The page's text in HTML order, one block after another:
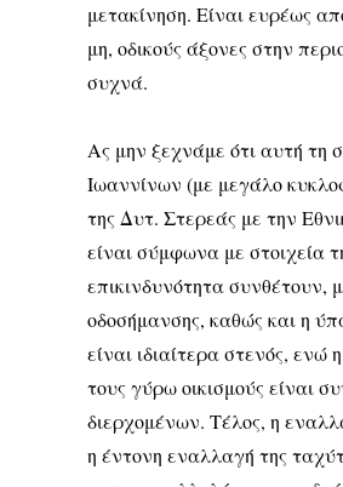
μετακίνηση. Είναι ευρέως
μη, οδικούς άξονες στην
συχνά.
Ας μην ξεχνάμε ότι αυτή τη
Ιωαννίνων (με μεγάλο
της Δυτ. Στερεάς με την
είναι σύμφωνα με στοιχεία
επικινδυνότητα
οδοσήμανσης, καθώς και η
είναι ιδιαίτερα στενός,
τους γύρω οικισμούς είναι
διερχομένων. Τέλος, η
η έντονη εναλλαγή της